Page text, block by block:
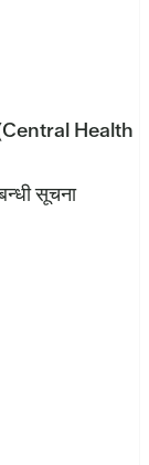
(Central Health
सूचना